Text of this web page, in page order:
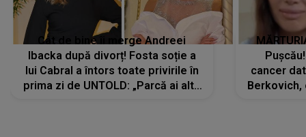
Cât de bine îi merge Andreei
Ibacka după divorț! Fosta soție a
lui Cabral a întors toate privirile în
prima zi de UNTOLD: „Parcă ai altă
cancer
Berkovich,